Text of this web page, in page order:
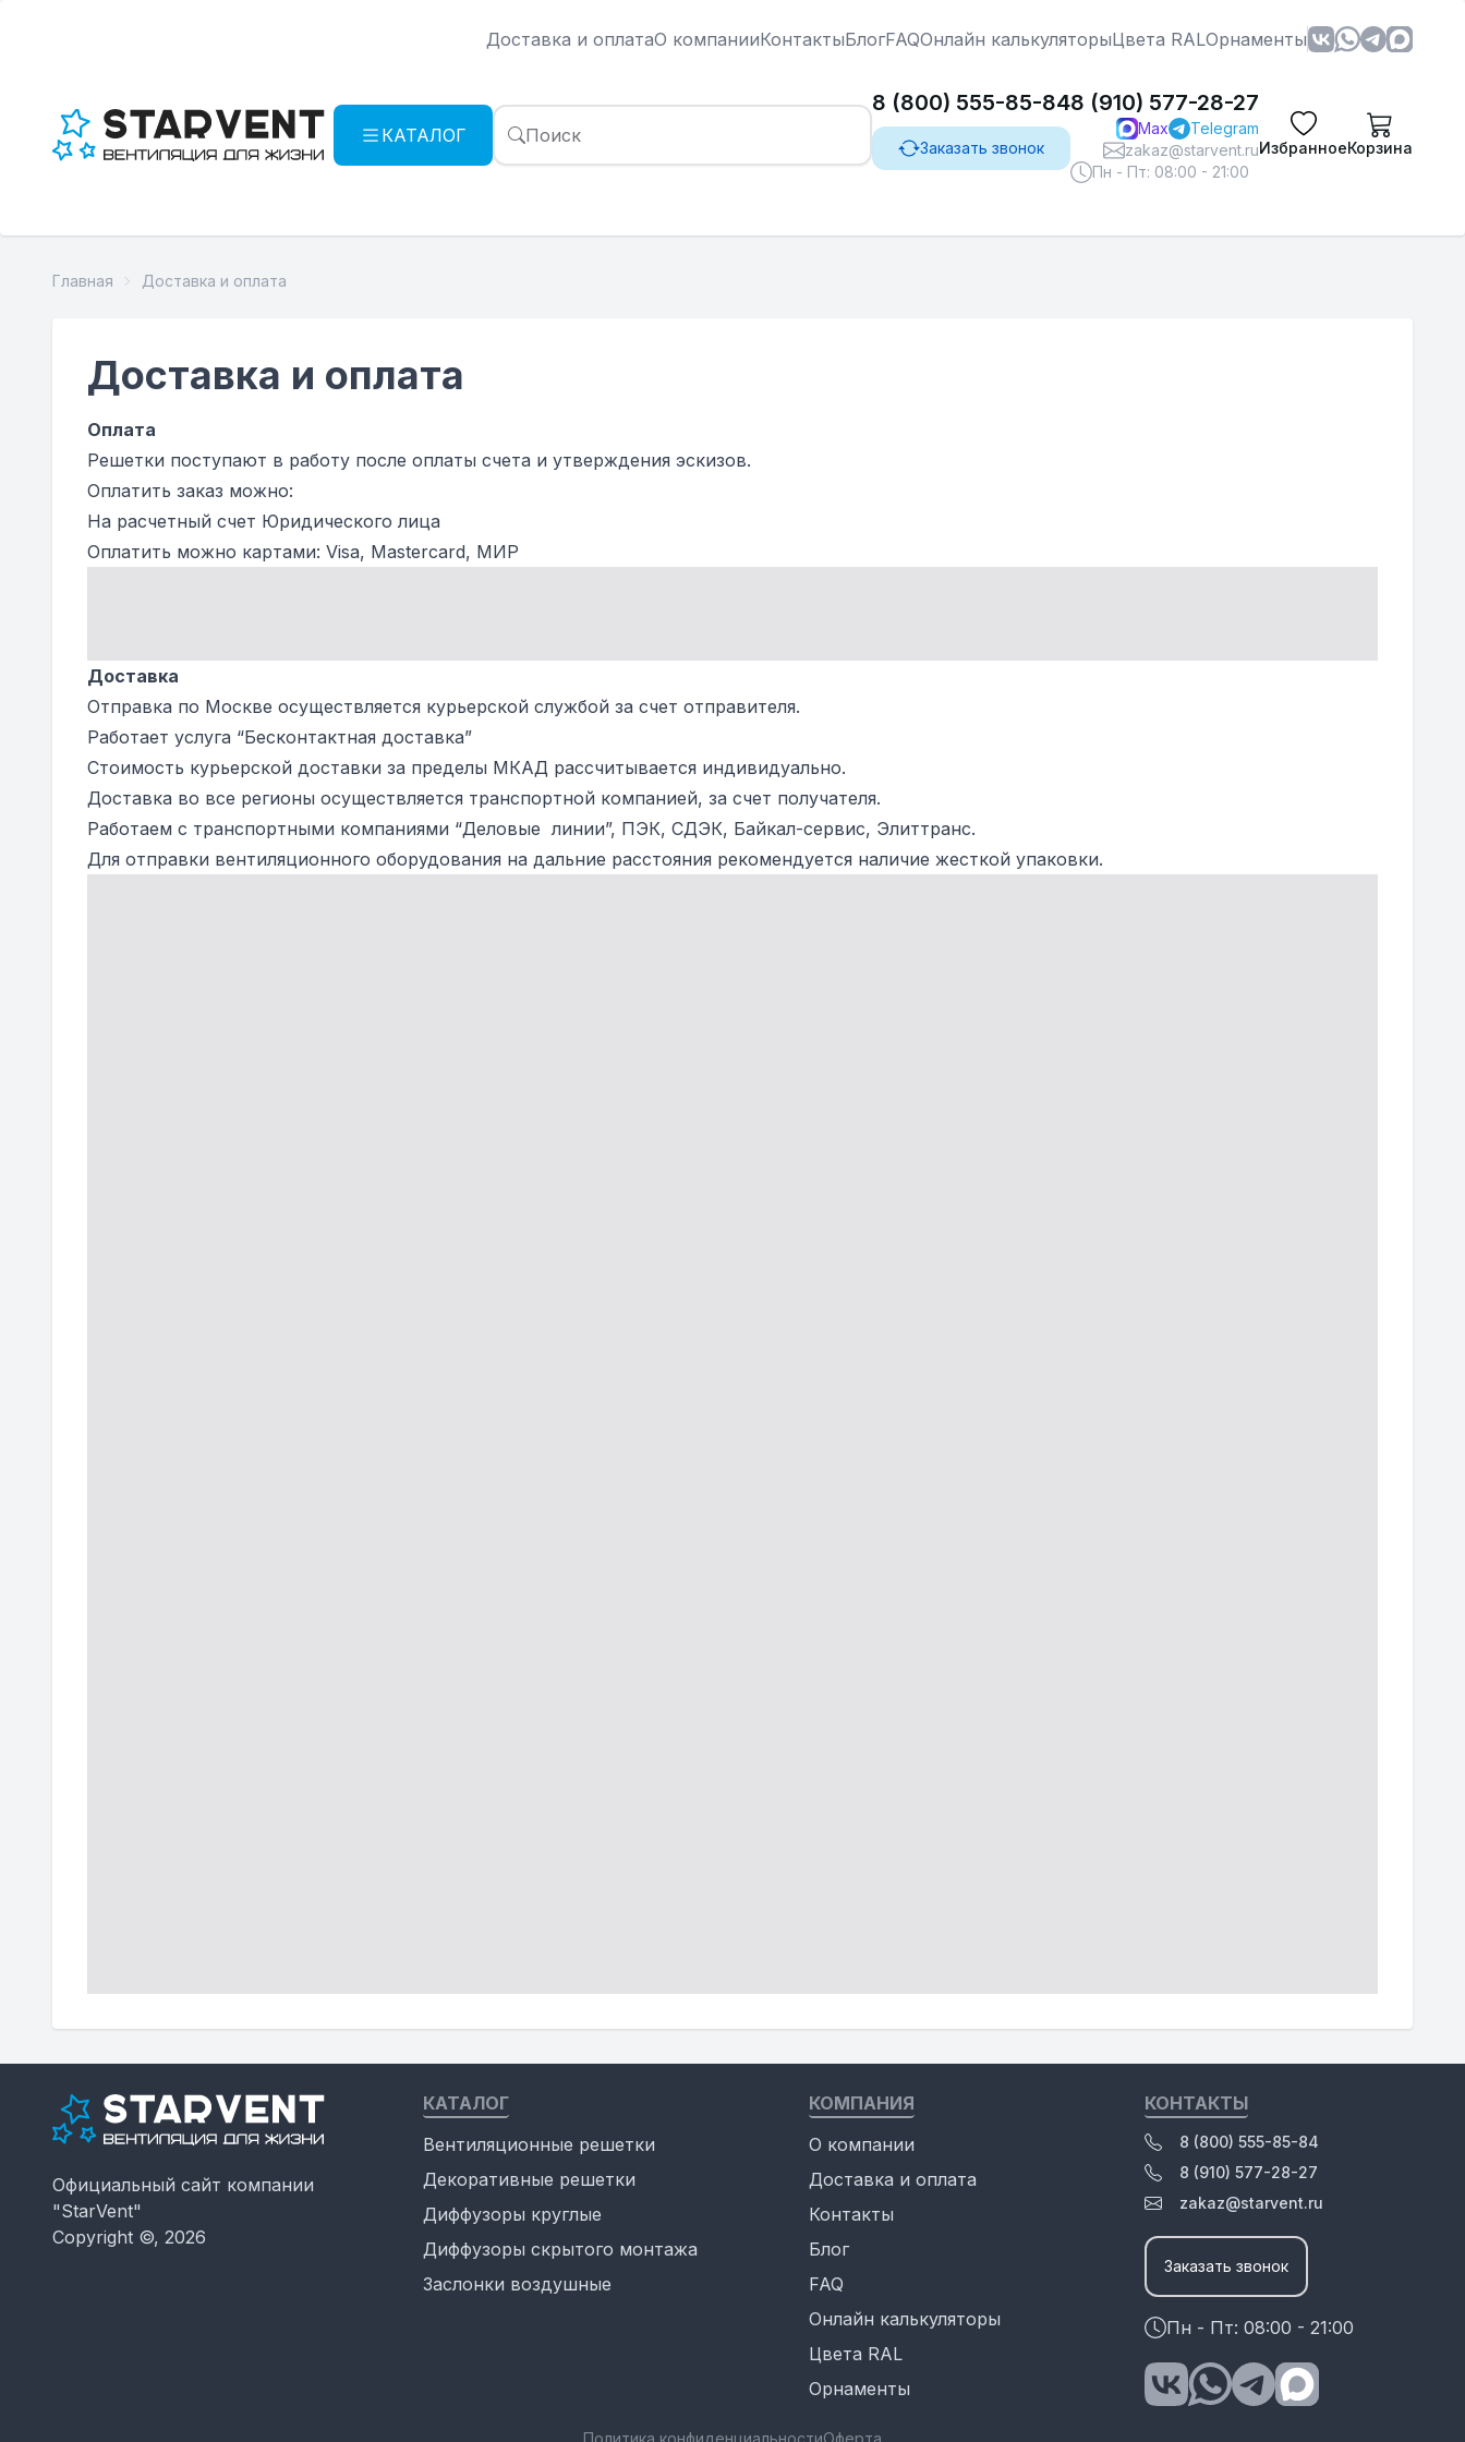
Доставка и оплатаО компанииКонтактыБлогFAQОнлайн калькуляторыЦвета RALОрнаменты
КАТАЛОГ Поиск
8 (800) 555-85-84
Заказать звонок
8 (910) 577-28-27
Max
Telegram
zakaz@starvent.ru
Пн - Пт: 08:00 - 21:00
ИзбранноеКорзина
Главная Доставка и оплата
Доставка и оплата
Оплата
Решетки поступают в работу после оплаты счета и утверждения эскизов.
Оплатить заказ можно:
На расчетный счет Юридического лица
Оплатить можно картами: Visa, Mastercard, МИР
Доставка
Отправка по Москве осуществляется курьерской службой за счет отправителя.
Работает услуга “Бесконтактная доставка”
Стоимость курьерской доставки за пределы МКАД рассчитывается индивидуально.
Доставка во все регионы осуществляется транспортной компанией, за счет получателя.
Работаем с транспортными компаниями “Деловые линии”, ПЭК, СДЭК, Байкал-сервис, Элиттранс.
Для отправки вентиляционного оборудования на дальние расстояния рекомендуется наличие жесткой упаковки.
Официальный сайт компании
"StarVent"
Copyright ©, 2026
КАТАЛОГ
Вентиляционные решетки
Декоративные решетки
Диффузоры круглые
Диффузоры скрытого монтажа
Заслонки воздушные
КОМПАНИЯ
О компании
Доставка и оплата
Контакты
Блог
FAQ
Онлайн калькуляторы
Цвета RAL
Орнаменты
КОНТАКТЫ
8 (800) 555-85-84
8 (910) 577-28-27
zakaz@starvent.ru
Заказать звонок
Пн - Пт: 08:00 - 21:00
Политика конфиденциальностиОферта